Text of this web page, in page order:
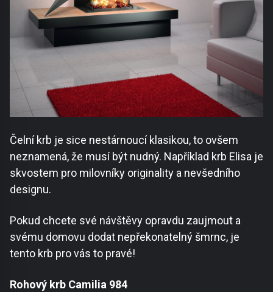
Čelní krb je sice nestárnoucí klasikou, to ovšem
neznamená, že musí být nudný. Například krb Elisa je
skvostem pro milovníky originality a nevšedního
designu.
Pokud chcete své návštěvy opravdu zaujmout a
svému domovu dodat nepřekonatelný šmrnc, je
tento krb pro vás to pravé!
Rohový krb Camilia 984